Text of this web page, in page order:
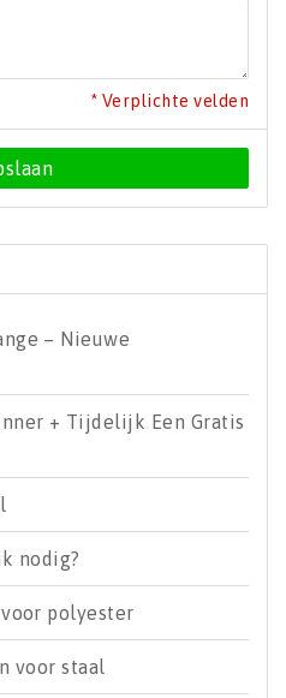
* Verplichte velden
– Nieuwe
+ Tijdelijk Een Gratis
nodig?
polyester
voor staal